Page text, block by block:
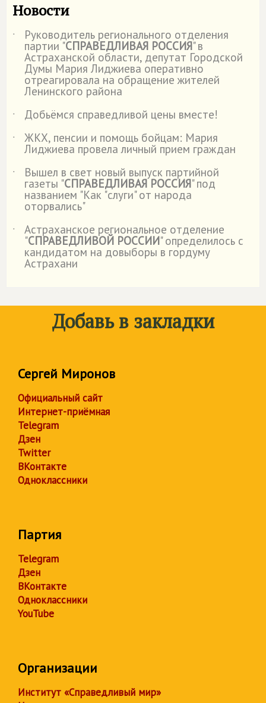
Новости
˙ Руководитель регионального отделения
партии "СПРАВЕДЛИВАЯ РОССИЯ" в
Астраханской области, депутат Городской
Думы Мария Лиджиева оперативно
отреагировала на обращение жителей
Ленинского района
˙
Добьёмся справедливой цены вместе!
˙
ЖКХ, пенсии и помощь бойцам: Мария
Лиджиева провела личный прием граждан
˙
Вышел в свет новый выпуск партийной
газеты "СПРАВЕДЛИВАЯ РОССИЯ" под
названием "Как "слуги" от народа
оторвались"
˙
Астраханское региональное отделение
"СПРАВЕДЛИВОЙ РОССИИ" определилось с
кандидатом на довыборы в гордуму
Астрахани
Добавь в закладки
Сергей Миронов
Официальный сайт
Интернет-приёмная
Telegram
Дзен
Twitter
ВКонтакте
Одноклассники
Партия
Telegram
Дзен
ВКонтакте
Одноклассники
YouTube
Организации
Институт «Справедливый мир»